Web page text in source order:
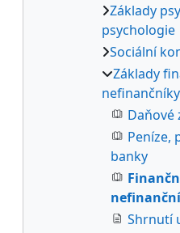
Základy
psychologie
Sociální
Základy
nefinančníky
Daňové
Peníze,
banky
Shrnutí